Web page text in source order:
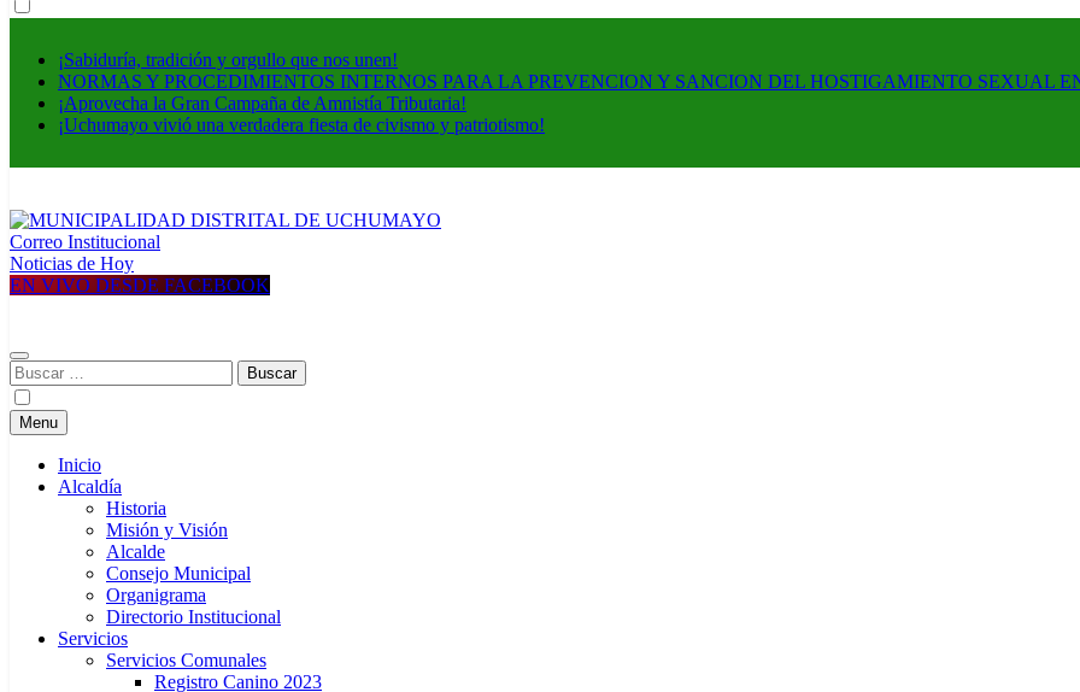
¡Sabiduría, tradición y orgullo que nos unen!
NORMAS Y PROCEDIMIENTOS INTERNOS PARA LA PREVENCION Y SANCION DEL HOSTIGAMIENTO SEXUAL
¡Aprovecha la Gran Campaña de Amnistía Tributaria!
¡Uchumayo vivió una verdadera fiesta de civismo y patriotismo!
MUNICIPALIDAD DISTRITAL DE UCHUMAYO
Construyendo una nueva Historia
Correo Institucional
Noticias de Hoy
EN VIVO DESDE FACEBOOK
Buscar:
Menu
Inicio
Alcaldía
Historia
Misión y Visión
Alcalde
Consejo Municipal
Organigrama
Directorio Institucional
Servicios
Servicios Comunales
Registro Canino 2023